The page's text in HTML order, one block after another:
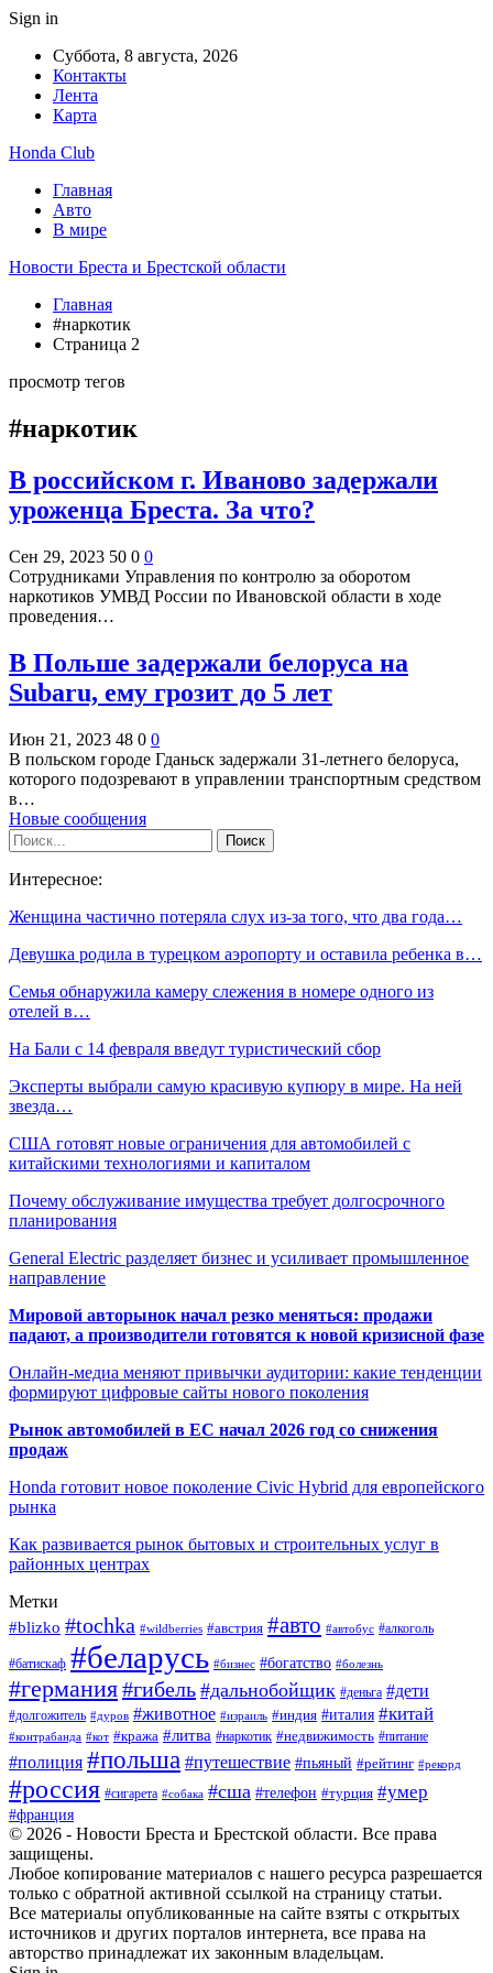
Sign in
Суббота, 8 августа, 2026
Контакты
Лента
Карта
Honda Club
Главная
Авто
В мире
Новости Бреста и Брестской области
Главная
#наркотик
Страница 2
просмотр тегов
#наркотик
В российском г. Иваново задержали
уроженца Бреста. За что?
Сен 29, 2023 50 0 0
Сотрудниками Управления по контролю за оборотом
наркотиков УМВД России по Ивановской области в ходе
проведения…
В Польше задержали белоруса на
Subaru, ему грозит до 5 лет
Июн 21, 2023 48 0 0
В польском городе Гданьск задержали 31-летнего белоруса,
которого подозревают в управлении транспортным средством
в…
Новые сообщения
Интересное:
Женщина частично потеряла слух из-за того, что два года…
Девушка родила в турецком аэропорту и оставила ребенка в…
Семья обнаружила камеру слежения в номере одного из
отелей в…
На Бали с 14 февраля введут туристический сбор
Эксперты выбрали самую красивую купюру в мире. На ней
звезда…
США готовят новые ограничения для автомобилей с
китайскими технологиями и капиталом
Почему обслуживание имущества требует долгосрочного
планирования
General Electric разделяет бизнес и усиливает промышленное
направление
Мировой авторынок начал резко меняться: продажи
падают, а производители готовятся к новой кризисной фазе
Онлайн-медиа меняют привычки аудитории: какие тенденции
формируют цифровые сайты нового поколения
Рынок автомобилей в ЕС начал 2026 год со снижения
продаж
Honda готовит новое поколение Civic Hybrid для европейского
рынка
Как развивается рынок бытовых и строительных услуг в
районных центрах
Метки
#blizko #tochka #wildberries #австрия #авто #автобус #алкоголь
#батискаф #беларусь #бизнес #богатство #болезнь
#германия#гибель #дальнобойщик #деньга #дети
#долгожитель #дуров #животное #израиль #индия #италия #китай
#контрабанда #кот #кража #литва #наркотик #недвижимость #питание
#полиция #польша #путешествие #пьяный #рейтинг #рекорд
#россия #сигарета #собака #сша #телефон #турция #умер
#франция
© 2026 - Новости Бреста и Брестской области. Все права
защищены.
Любое копирование материалов с нашего ресурса разрешается
только с обратной активной ссылкой на страницу статьи.
Все материалы опубликованные на сайте взяты с открытых
источников и других порталов интернета, все права на
авторство принадлежат их законным владельцам.